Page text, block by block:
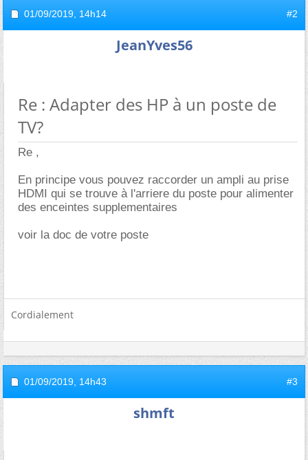
01/09/2019, 14h14 #2
JeanYves56
Re : Adapter des HP à un poste de
TV?
Re ,
En principe vous pouvez raccorder un ampli au prise
HDMI qui se trouve à l'arriere du poste pour alimenter
des enceintes supplementaires
voir la doc de votre poste
Cordialement
01/09/2019, 14h43 #3
shmft